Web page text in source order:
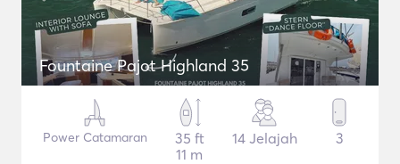
Fountaine Pajot Highland 35
Power Catamaran
35 ft
11 m
14 Jelajah 3